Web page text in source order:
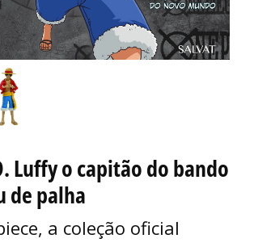
Luffy o capitão do bando
de palha
a coleção oficial